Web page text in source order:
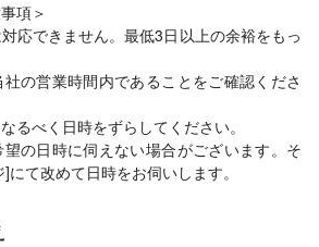
項＞
応できません。最低3日以上の余裕をもっ
社の営業時間内であることをご確認くださ
るべく日時をずらしてください。
望の日時に伺えない場合がございます。そ
て改めて日時をお伺いします。